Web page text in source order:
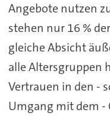
Angebote nutzen
stehen nur 16 %
gleiche Absicht
alle Altersgruppen
Vertrauen in den -
Umgang mit dem -